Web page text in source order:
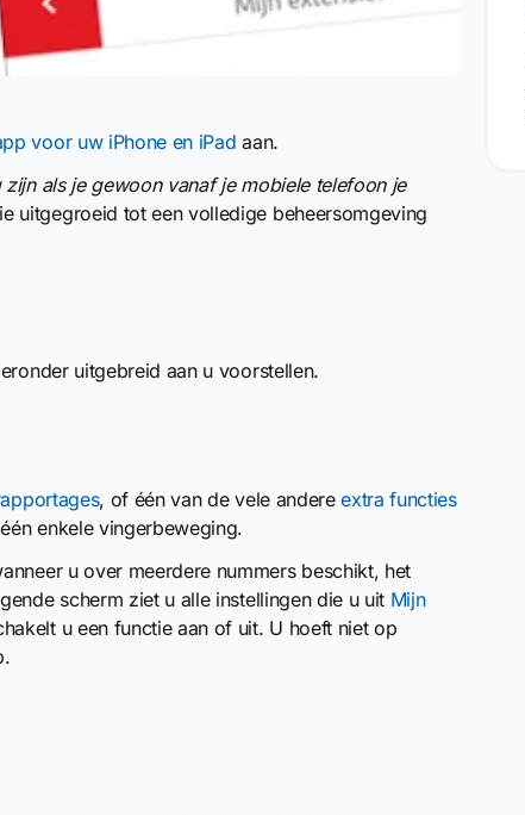
voor uw iPhone en iPad aan.
zijn als je gewoon vanaf je mobiele telefoon je
uitgegroeid tot een volledige beheersomgeving
uitgebreid aan u voorstellen.
, of één van de vele andereextra functies
enkele vingerbeweging.
u over meerdere nummers beschikt, het
scherm ziet u alle instellingen die u uit Mijn
u een functie aan of uit. U hoeft niet op